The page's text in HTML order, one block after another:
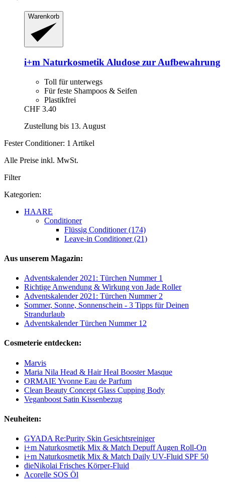
Warenkorb
i+m Naturkosmetik Aludose zur Aufbewahrung
Toll für unterwegs
Für feste Shampoos & Seifen
Plastikfrei
CHF 3.40
Zustellung bis 13. August
Fester Conditioner: 1 Artikel
Alle Preise inkl. MwSt.
Filter
Kategorien:
HAARE
Conditioner
Flüssig Conditioner (174)
Leave-in Conditioner (21)
Aus unserem Magazin:
Adventskalender 2021: Türchen Nummer 1
Richtige Anwendung & Wirkung von Jade Roller
Adventskalender 2021: Türchen Nummer 2
Sommer, Sonne, Sonnenschein - 3 Tipps für Deinen
Strandurlaub
Adventskalender Türchen Nummer 12
Cosmeterie entdecken:
Marvis
Maria Nila Head & Hair Heal Booster Masque
ORMAIE Yvonne Eau de Parfum
Clean Beauty Concept Glass Cupping Body
Veganboost Satin Kissenbezug
Neuheiten:
GYADA Re:Purity Skin Gesichtsreiniger
i+m Naturkosmetik Mix & Match Depuff Augen Roll-On
i+m Naturkosmetik Mix & Match Daily UV-Fluid SPF 50
dieNikolai Frisches Körper-Fluid
Acorelle SOS Öl